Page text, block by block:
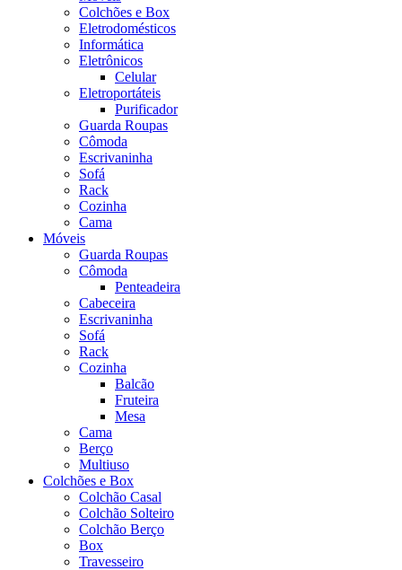
Colchões e Box
Eletrodomésticos
Informática
Eletrônicos
Celular
Eletroportáteis
Purificador
Guarda Roupas
Cômoda
Escrivaninha
Sofá
Rack
Cozinha
Cama
Móveis
Guarda Roupas
Cômoda
Penteadeira
Cabeceira
Escrivaninha
Sofá
Rack
Cozinha
Balcão
Fruteira
Mesa
Cama
Berço
Multiuso
Colchões e Box
Colchão Casal
Colchão Solteiro
Colchão Berço
Box
Travesseiro